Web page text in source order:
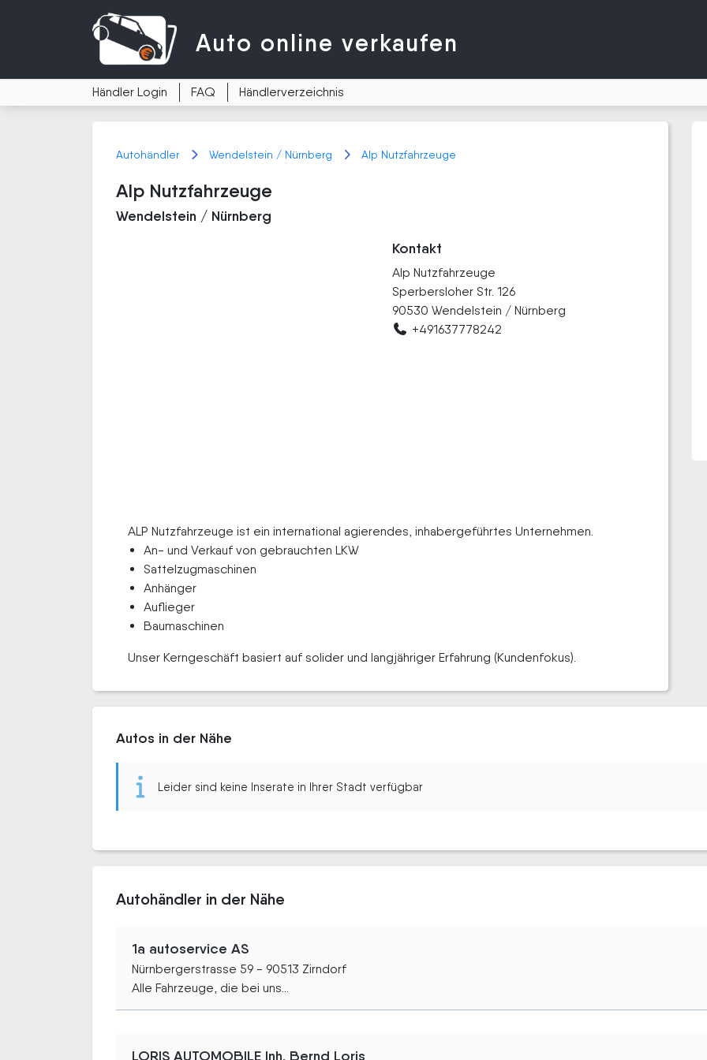
Auto online verkaufen
Händler Login FAQ Händlerverzeichnis
Autohändler Wendelstein / Nürnberg Alp Nutzfahrzeuge
Alp Nutzfahrzeuge
Wendelstein / Nürnberg
Kontakt
Alp Nutzfahrzeuge
Sperbersloher Str. 126
90530 Wendelstein / Nürnberg
+491637778242
ALP Nutzfahrzeuge ist ein international agierendes, inhabergeführtes Unternehmen.
An- und Verkauf von gebrauchten LKW
Sattelzugmaschinen
Anhänger
Auflieger
Baumaschinen
Unser Kerngeschäft basiert auf solider und langjähriger Erfahrung (Kundenfokus).
Autos in der Nähe
Leider sind keine Inserate in Ihrer Stadt verfügbar
Autohändler in der Nähe
1a autoservice AS
Nürnbergerstrasse 59 - 90513 Zirndorf
Alle Fahrzeuge, die bei uns...
LORIS AUTOMOBILE Inh. Bernd Loris